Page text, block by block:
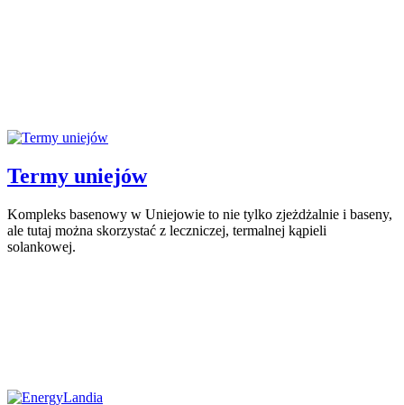
Termy uniejów
Kompleks basenowy w Uniejowie to nie tylko zjeżdżalnie i baseny,
ale tutaj można skorzystać z leczniczej, termalnej kąpieli
solankowej.